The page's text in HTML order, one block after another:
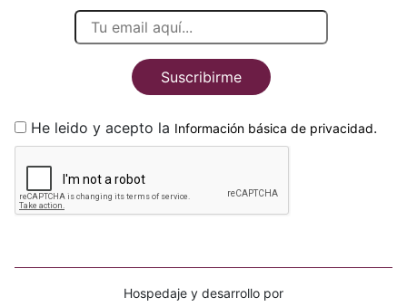
Suscribirme
He leido y acepto la Información básica de privacidad.
Hospedaje y desarrollo por